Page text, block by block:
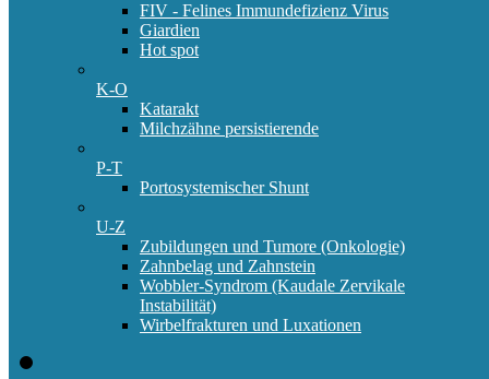
FIV - Felines Immundefizienz Virus
Giardien
Hot spot
K-O
Katarakt
Milchzähne persistierende
P-T
Portosystemischer Shunt
U-Z
Zubildungen und Tumore (Onkologie)
Zahnbelag und Zahnstein
Wobbler-Syndrom (Kaudale Zervikale
Instabilität)
Wirbelfrakturen und Luxationen